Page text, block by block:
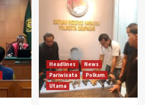
Headlines
News
Pariwisata
Polkam
Utama